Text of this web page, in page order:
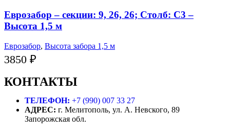
Еврозабор – секции: 9, 26, 26; Столб: С3 –
Высота 1,5 м
Еврозабор, Высота забора 1,5 м
3850 ₽
КОНТАКТЫ
ТЕЛЕФОН: +7 (990) 007 33 27
АДРЕС: г. Мелитополь, ул. А. Невского, 89
Запорожская обл.